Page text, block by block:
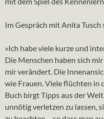
Im Gespräch mit Anita
»Ich habe viele kurze und
Die Menschen haben sich
mir verändert. Die
wie Frauen. Viele flüchten in
Buch birgt Tipps aus der
unnötig verletzen zu lassen,